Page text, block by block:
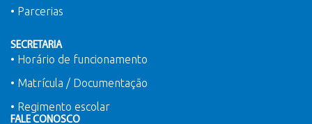
• Parcerias
SECRETARIA
• Horário de funcionamento
• Matrícula / Documentação
• Regimento escolar
FALE CONOSCO